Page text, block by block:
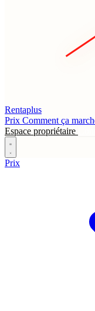
Rentaplus
Prix Comment ça
Espace propriétaire
Prix